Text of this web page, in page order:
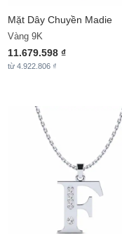
Mặt Dây Chuyền Madie
Vàng 9K
11.679.598 ₫
từ 4.922.806 ₫